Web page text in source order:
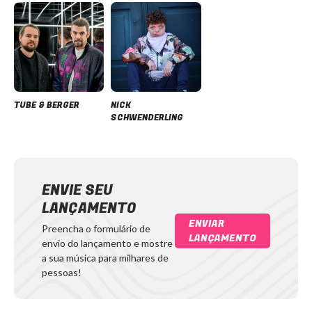
TUBE & BERGER
NICK
SCHWENDERLING
ENVIE SEU
LANÇAMENTO
Preencha o formulário de
envio do lançamento e mostre
a sua música para milhares de
pessoas!
ENVIAR
LANÇAMENTO